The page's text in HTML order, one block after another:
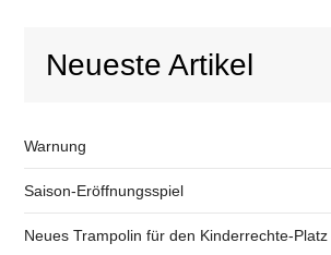
Neueste Artikel
Warnung
Saison-Eröffnungsspiel
Neues Trampolin für den Kinderrechte-Platz